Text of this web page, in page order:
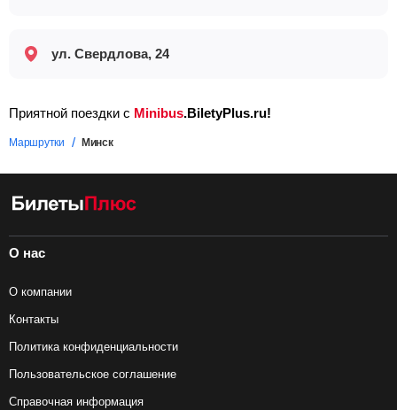
ул. Свердлова, 24
Приятной поездки с Minibus.BiletyPlus.ru!
Маршрутки Минск
О нас
О компании
Контакты
Политика конфиденциальности
Пользовательское соглашение
Справочная информация